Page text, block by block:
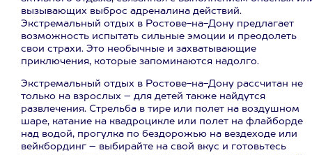
вызывающих выброс адреналина действий.
Экстремальный отдых в Ростове-на-Дону предлагает
возможность испытать сильные эмоции и преодолеть
свои страхи. Это необычные и захватывающие
приключения, которые запоминаются надолго.
Экстремальный отдых в Ростове-на-Дону рассчитан не
только на взрослых – для детей также найдутся
развлечения. Стрельба в тире или полет на воздушном
шаре, катание на квадроцикле или полет на флайборде
над водой, прогулка по бездорожью на вездеходе или
вейкбординг – выбирайте на свой вкус и готовьтесь